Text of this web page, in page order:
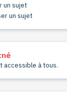
un sujet
un sujet
accessible à tous.